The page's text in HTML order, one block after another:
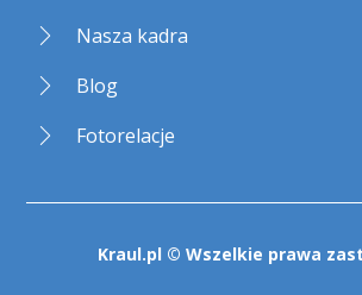
Nasza kadra
Blog
Fotorelacje
Kraul.pl © Wszelkie prawa